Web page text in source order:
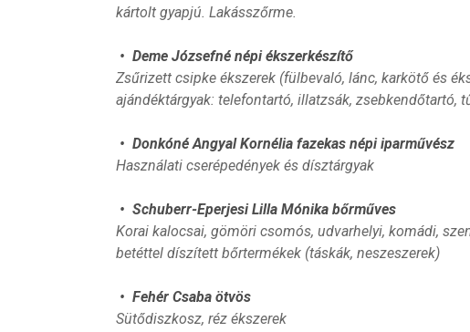
kártolt gyapjú. Lakásszőrme.
• Deme Józsefné népi ékszerkészítő
Zsűrizett csipke ékszerek (fülbevaló, lánc, karkötő és
ajándéktárgyak: telefontartó, illatzsák, zsebkendőtartó,
• Donkóné Angyal Kornélia fazekas népi iparművész
Használati cserépedények és dísztárgyak
• Schuberr-Eperjesi Lilla Mónika bőrműves
Korai kalocsai, gömöri csomós, udvarhelyi, komádi,
betéttel díszített bőrtermékek (táskák, neszeszerek)
• Fehér Csaba ötvös
Sütődiszkosz, réz ékszerek